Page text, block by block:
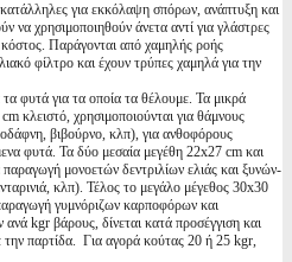
για εκκόλαψη σπόρων, ανάπτυξη και
χρησιμοποιηθούν άνετα αντί για γλάστρες
Παράγονται από χαμηλής ροής
φίλτρο και έχουν τρύπες χαμηλά για την
φυτά για τα οποία τα θέλουμε. Τα μικρά
κλειστό, χρησιμοποιούνται για θάμνους
βιβούρνο, κλπ), για ανθοφόρους
φυτά. Τα δύο μεσαία μεγέθη 22x27 cm και
μονοετών δεντριλίων ελιάς και ξυνών-
κλπ). Τέλος το μεγάλο μέγεθος 30x30
γυμνόριζων καρποφόρων και
kgr βάρους, δίνεται κατά προσέγγιση και
την παρτίδα. Για αγορά κούτας 20 ή 25 kgr,